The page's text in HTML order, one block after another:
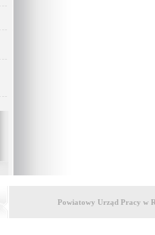
Powiatowy Urząd Pracy w